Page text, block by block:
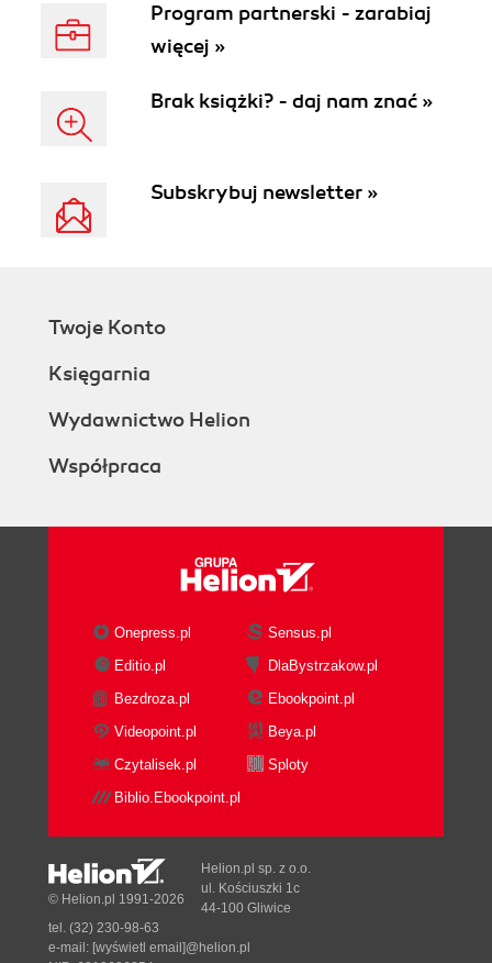
Program partnerski - zarabiaj
więcej »
Brak książki? - daj nam znać »
Subskrybuj newsletter »
Twoje Konto
Księgarnia
Wydawnictwo Helion
Współpraca
Onepress.pl
Sensus.pl
Editio.pl
DlaBystrzakow.pl
Bezdroza.pl
Ebookpoint.pl
Videopoint.pl
Beya.pl
Czytalisek.pl
Sploty
Biblio.Ebookpoint.pl
© Helion.pl 1991-2026
Helion.pl sp. z o.o.
ul. Kościuszki 1c
44-100 Gliwice
tel. (32) 230-98-63
e-mail: [wyświetl email]@helion.pl